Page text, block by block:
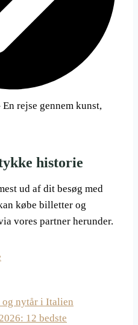
rejse gennem kunst,
historie
ud af dit besøg med
købe billetter og
vores partner herunder.
nytår i Italien
12 bedste